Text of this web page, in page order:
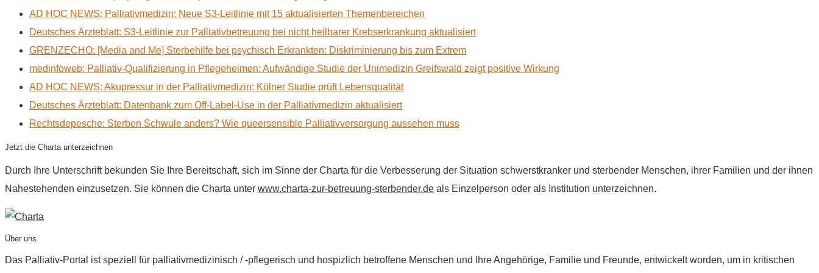
AD HOC NEWS: Palliativmedizin: Neue S3-Leitlinie mit 15 aktualisierten Themenbereichen
Deutsches Ärzteblatt: S3-Leitlinie zur Palliativbetreuung bei nicht heilbarer Krebserkrankung aktualisiert
GRENZECHO: [Media and Me] Sterbehilfe bei psychisch Erkrankten: Diskriminierung bis zum Extrem
medinfoweb: Palliativ-Qualifizierung in Pflegeheimen: Aufwändige Studie der Unimedizin Greifswald zeigt positive Wirkung
AD HOC NEWS: Akupressur in der Palliativmedizin: Kölner Studie prüft Lebensqualität
Deutsches Ärzteblatt: Datenbank zum Off-Label-Use in der Palliativmedizin aktualisiert
Rechtsdepesche: Sterben Schwule anders? Wie queersensible Palliativversorgung aussehen muss
Jetzt die Charta unterzeichnen
Durch Ihre Unterschrift bekunden Sie Ihre Bereitschaft, sich im Sinne der Charta für die Verbesserung der Situation schwerstkranker und sterbender Menschen, ihrer Familien und der ihnen
Nahestehenden einzusetzen. Sie können die Charta unter www.charta-zur-betreuung-sterbender.de als Einzelperson oder als Institution unterzeichnen.
Über uns
Das Palliativ-Portal ist speziell für palliativmedizinisch / -pflegerisch und hospizlich betroffene Menschen und Ihre Angehörige, Familie und Freunde, entwickelt worden, um in kritischen